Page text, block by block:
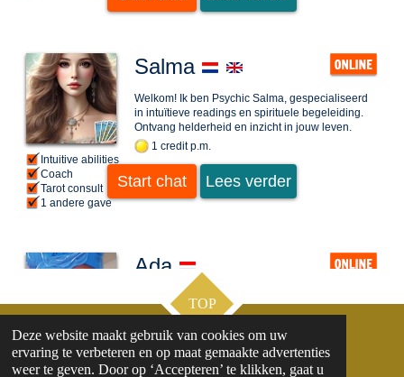
Deze website maakt gebruik van cookies om uw
ervaring te verbeteren en op maat gemaakte advertenties
weer te geven. Door op ‘Accepteren’ te klikken, gaat u
TOP
Contact